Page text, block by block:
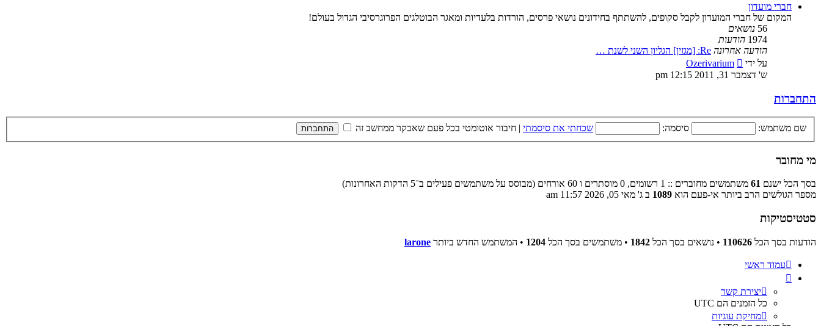
חברי מועדון
המקום של חברי המועדון לקבל סקופים, להשתתף בחידונים נושאי פרסים, הורדות בלעדיות ומאגר הבוטלגים הפרוגרסיבי הגדול בעולם!
56 נושאים
1974 הודעות
הודעה אחרונה Re: [מגזין] הגליון השני לשנת …
על ידי
Ozerivariumצפה
בהודעה
האחרונה
ש' דצמבר 31, 2011 12:15 pm
התחברות
שם משתמש: סיסמה: שכחתי את סיסמתי | חיבור אוטומטי בכל פעם שאבקר ממחשב זה
מי מחובר
בסך הכל ישנם 61 משתמשים מחוברים :: 1 רשומים, 0 מוסתרים ו 60 אורחים (מבוסס על משתמשים פעילים ב־5 הדקות האחרונות)
מספר הגולשים הרב ביותר אי-פעם הוא 1089 ב ג' מאי 05, 2026 11:57 am
סטטיסטיקות
הודעות בסך הכל 110626 • נושאים בסך הכל 1842 • משתמשים בסך הכל 1204 • המשתמש החדש ביותר larone
עמוד ראשי
יצירת קשר
כל הזמנים הם UTC
מחיקת עוגיות